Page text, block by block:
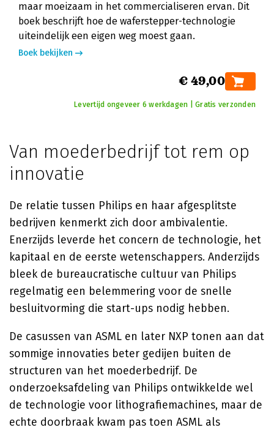
maar moeizaam in het commercialiseren ervan. Dit
boek beschrijft hoe de waferstepper-technologie
uiteindelijk een eigen weg moest gaan.
Boek bekijken
€ 49,00
Levertijd ongeveer 6 werkdagen | Gratis verzonden
Van moederbedrijf tot rem op
innovatie
De relatie tussen Philips en haar afgesplitste
bedrijven kenmerkt zich door ambivalentie.
Enerzijds leverde het concern de technologie, het
kapitaal en de eerste wetenschappers. Anderzijds
bleek de bureaucratische cultuur van Philips
regelmatig een belemmering voor de snelle
besluitvorming die start-ups nodig hebben.
De casussen van ASML en later NXP tonen aan dat
sommige innovaties beter gedijen buiten de
structuren van het moederbedrijf. De
onderzoeksafdeling van Philips ontwikkelde wel
de technologie voor lithografiemachines, maar de
echte doorbraak kwam pas toen ASML als